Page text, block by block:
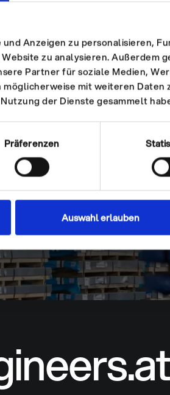
Anzeigen zu personalisieren,
zu analysieren. Außerdem
Partner für soziale Medien,
mit weiteren
der Dienste gesammelt
Präferenzen
Auswahl erlauben
um